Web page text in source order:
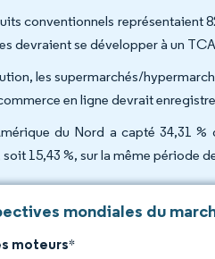
conventionnels représentaient
devraient se développer à un
les supermarchés/
en ligne devrait
du Nord a capté 34,31
15,43 %, sur la même période
mondiales du
moteurs*